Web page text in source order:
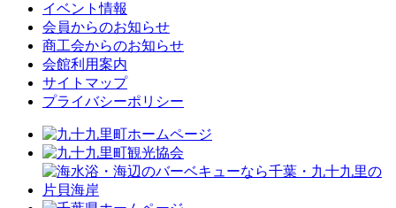
イベント情報
会員からのお知らせ
商工会からのお知らせ
会館利用案内
サイトマップ
プライバシーポリシー